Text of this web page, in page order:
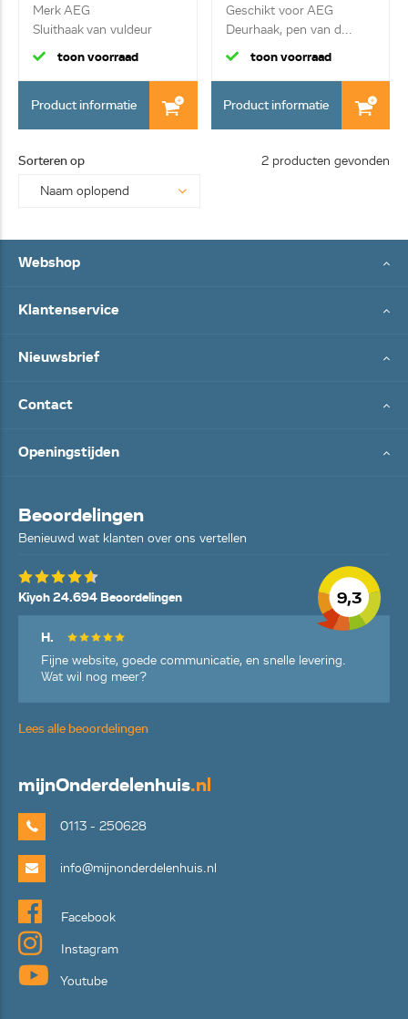
Merk AEG
Sluithaak van vuldeur
toon voorraad
Product informatie
Geschikt voor AEG
Deurhaak, pen van d...
toon voorraad
Product informatie
Sorteren op 2 producten gevonden
Webshop
Klantenservice
Nieuwsbrief
Contact
Openingstijden
Beoordelingen
Benieuwd wat klanten over ons vertellen
9,3
Kiyoh 24.694 Beoordelingen
H.
Fijne website, goede communicatie, en snelle levering.
Wat wil nog meer?
Lees alle beoordelingen
mijnOnderdelenhuis.nl
0113 - 250628
info@mijnonderdelenhuis.nl
Facebook
Instagram
Youtube